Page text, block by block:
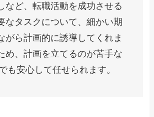
など、転職活動を成功させる
なタスクについて、細かい期
がら計画的に誘導してくれま
め、計画を立てるのが苦手な
も安心して任せられます。